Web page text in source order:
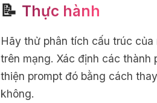
📝 Thực hành
Hãy thử phân tích cấu trúc
trên mạng. Xác định các thành
thiện prompt đó bằng cách
không.